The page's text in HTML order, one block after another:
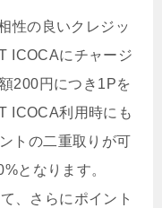
性の良いクレジッ
ICOCAにチャージ
200円につき1Pを
ICOCA利用時にも
トの二重取りが可
となります。
、さらにポイント